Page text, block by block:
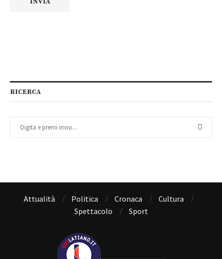
RICERCA
Attualità Politica Cronaca
Cultura
Spettacolo
Sport